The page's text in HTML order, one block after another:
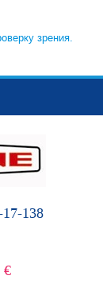
зрения.
138
€